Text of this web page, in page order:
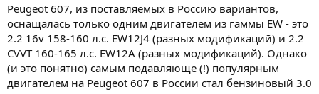
Peugeot 607, из поставляемых в Россию вариантов,
оснащалась только одним двигателем из гаммы EW - это
2.2 16v 158-160 л.с. EW12J4 (разных модификаций) и 2.2
CVVT 160-165 л.с. EW12A (разных модификаций). Однако
(и это понятно) самым подавляюще (!) популярным
двигателем на Peugeot 607 в России стал бензиновый 3.0